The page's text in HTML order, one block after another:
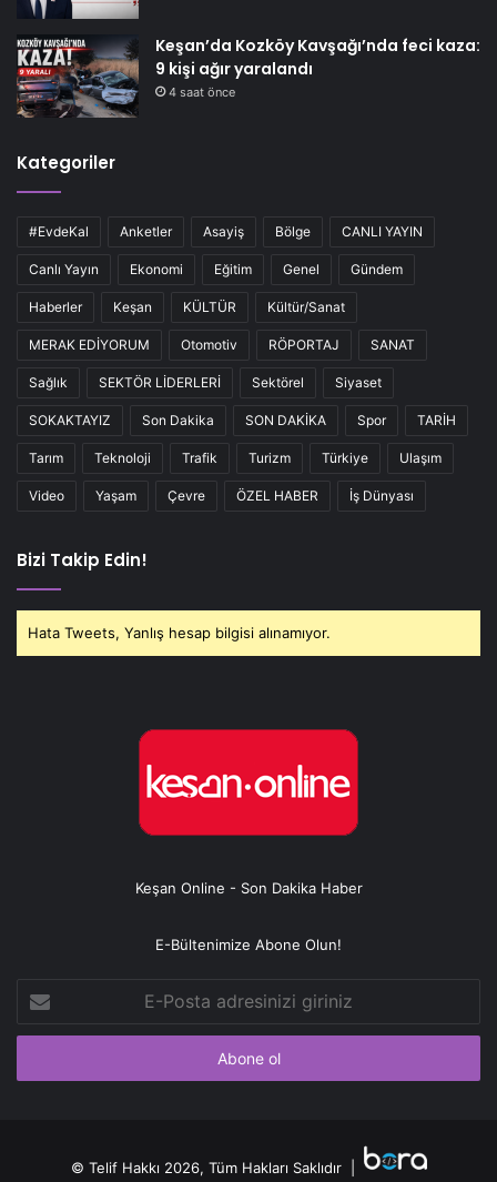
Keşan’da Kozköy Kavşağı’nda feci kaza:
9 kişi ağır yaralandı
4 saat önce
Kategoriler
#EvdeKal Anketler Asayiş Bölge CANLI YAYIN
Canlı Yayın Ekonomi Eğitim Genel Gündem
Haberler Keşan KÜLTÜR Kültür/Sanat
MERAK EDİYORUM Otomotiv RÖPORTAJ SANAT
Sağlık SEKTÖR LİDERLERİ Sektörel Siyaset
SOKAKTAYIZ Son Dakika SON DAKİKA Spor TARİH
Tarım Teknoloji Trafik Turizm Türkiye Ulaşım
Video Yaşam Çevre ÖZEL HABER İş Dünyası
Bizi Takip Edin!
Hata Tweets, Yanlış hesap bilgisi alınamıyor.
Keşan Online - Son Dakika Haber
E-Bültenimize Abone Olun!
Posta
adresinizi
© Telif Hakkı 2026, Tüm Hakları Saklıdır |